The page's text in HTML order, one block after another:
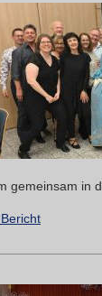
gemeinsam in